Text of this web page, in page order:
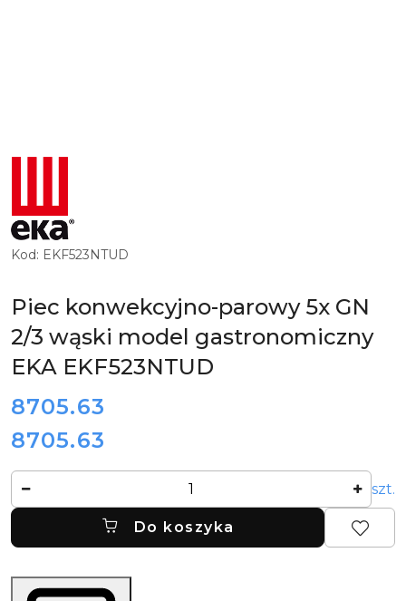
ZOBACZ
(TECNOEKA)
Kod: EKF523NTUD
Piec konwekcyjno-parowy 5x GN
2/3 wąski model gastronomiczny
EKA EKF523NTUD
cena:
8705.63
Cena:
8705.63
szt.
Do koszyka